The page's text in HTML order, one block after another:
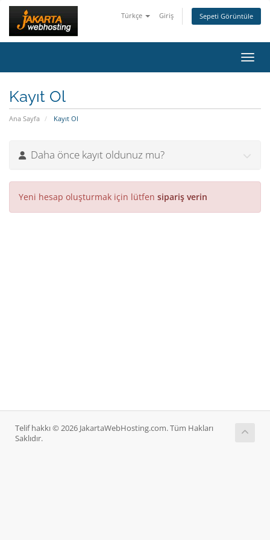
Türkçe Giriş Sepeti Görüntüle
Kayıt Ol
Ana Sayfa Kayıt Ol
Daha önce kayıt oldunuz mu?
Yeni hesap oluşturmak için lütfen sipariş verin
Telif hakkı © 2026 JakartaWebHosting.com. Tüm Hakları
Saklıdır.